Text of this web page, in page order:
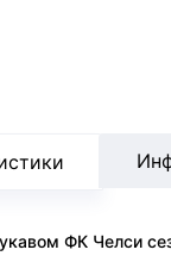
ФК Челси